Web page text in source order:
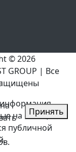
© 2026
GROUP | Все
на сайте, не
публичной
Принять